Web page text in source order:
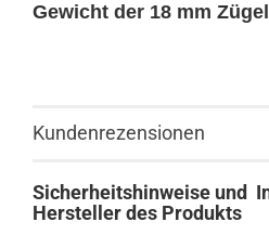
Gewicht der 18 mm
Kundenrezensionen
Sicherheitshinweise und
Hersteller des Produkts